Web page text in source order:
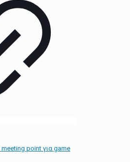
point για game